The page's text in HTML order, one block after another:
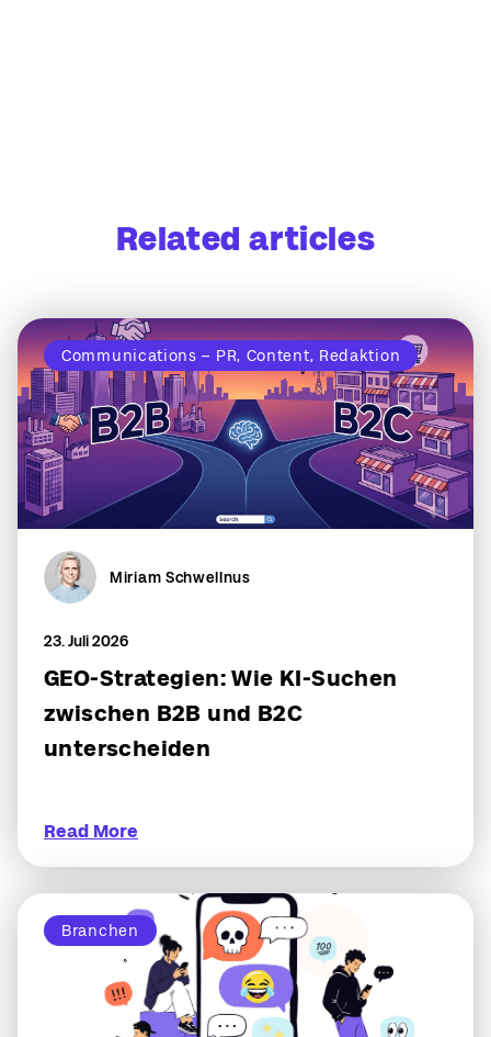
Related articles
Communications – PR, Content, Redaktion
Miriam Schwellnus
23. Juli 2026
GEO-Strategien: Wie KI-Suchen
zwischen B2B und B2C
unterscheiden
Read More
Branchen